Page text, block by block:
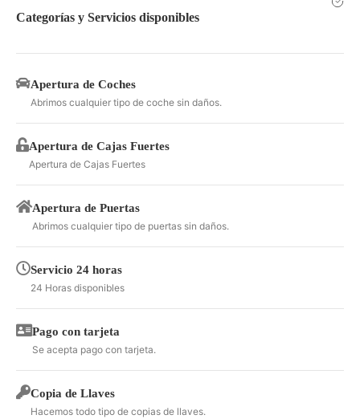
Categorías y Servicios disponibles
Apertura de Coches
Abrimos cualquier tipo de coche sin daños.
Apertura de Cajas Fuertes
Apertura de Cajas Fuertes
Apertura de Puertas
Abrimos cualquier tipo de puertas sin daños.
Servicio 24 horas
24 Horas disponibles
Pago con tarjeta
Se acepta pago con tarjeta.
Copia de Llaves
Hacemos todo tipo de copias de llaves.